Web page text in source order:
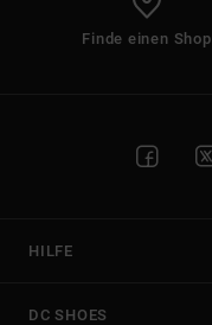
Finde einen Shop
HILFE
DC SHOES